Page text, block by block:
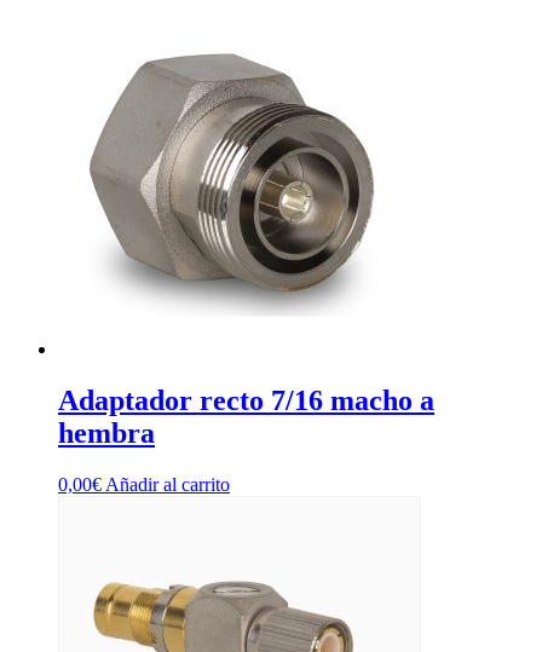
Adaptador recto 7/16 macho a
hembra
0,00€ Añadir al carrito